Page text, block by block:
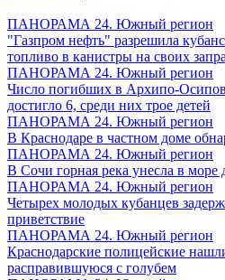
ПАНОРАМА 24. Южный регион
"Газпром нефть" разрешила
топливо в канистры на своих
ПАНОРАМА 24. Южный регион
Число погибших в Архипо-
достигло 6, среди них трое детей
ПАНОРАМА 24. Южный регион
В Краснодаре в частном доме
ПАНОРАМА 24. Южный регион
В Сочи горная река унесла в
ПАНОРАМА 24. Южный регион
Четырех молодых кубанцев
приветствие
ПАНОРАМА 24. Южный регион
Краснодарские полицейские
расправившуюся с голубем